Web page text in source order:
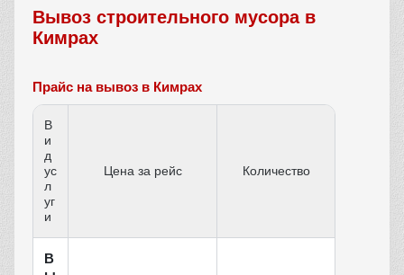
Вывоз строительного мусора в
Кимрах
Прайс на вывоз в Кимрах
В
и
д
ус
л
уг
и
Цена за рейс Количество
В